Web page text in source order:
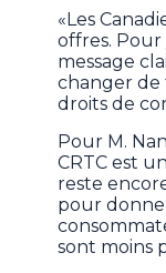
«Les
offres.
message
changer de
droits de
Pour M.
CRTC est
reste
pour
sont moins